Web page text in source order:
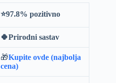
⭐️97.8% pozitivno
🍀Prirodni sastav
🎁Kupite ovde (najbolja
cena)